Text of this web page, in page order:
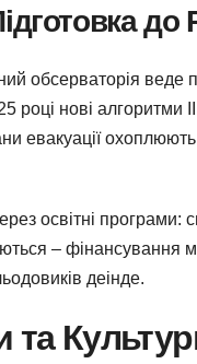
до
обсерваторія веде
році нові алгоритми
евакуації
освітні програми:
– фінансування
деінде.
та